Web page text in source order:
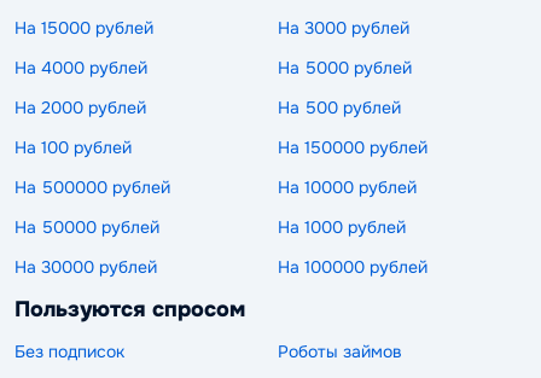
На 15000 рублей
На 3000 рублей
На 4000 рублей
На 5000 рублей
На 2000 рублей
На 500 рублей
На 100 рублей
На 150000 рублей
На 500000 рублей
На 10000 рублей
На 50000 рублей
На 1000 рублей
На 30000 рублей
На 100000 рублей
Пользуются спросом
Без подписок
Роботы займов